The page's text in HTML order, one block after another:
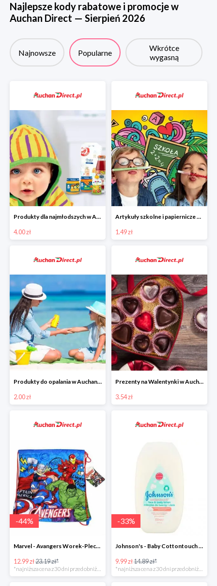
Najlepsze kody rabatowe i promocje w
Auchan Direct — Sierpień 2026
Najnowsze Popularne
Wkrótce
wygasną
Produkty dla najmłodszych w Auchan Direct od 4 zł
4.00 zł
Artykuły szkolne i papiernicze w Auchan Direct od 1,49 zł
1.49 zł
Produkty do opalania w Auchan Direct od 2 zł
2.00 zł
Prezenty na Walentynki w Auchan Direct
3.54 zł
-44%
Marvel - Avangers Worek-Plecak
12.99 zł23.19 zł*
*najniższa cena z 30 dni przed obniżką
-33%
Johnson's - Baby Cottontouch mleczko do twarzy i ciała
9.99 zł14.89 zł*
*najniższa cena z 30 dni przed obniżką